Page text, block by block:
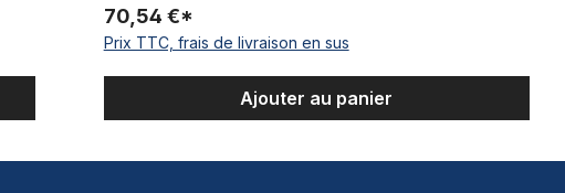
70,54 €*
Prix TTC, frais de livraison en sus
Ajouter au panier